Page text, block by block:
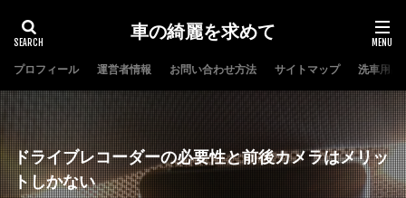
車の綺麗を求めて
プロフィール 運営者情報 お問い合わせ方法 サイトマップ 洗車用品
ドライブレコーダーの必要性と前後カメラはメリッ
トしかない
タグ
コーティング 洗車 自動車保険
検索